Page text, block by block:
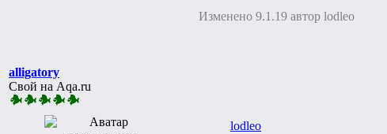
Изменено 9.1.19 автор lodleo
alligatory
Свой на Aqa.ru
lodleo